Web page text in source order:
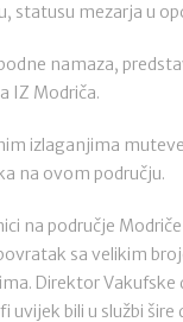
statusu mezarja u
namaza,
IZ Modriča.
izlaganjima
na ovom području.
na područje
sa velikim
Direktor
uvijek bili u službi